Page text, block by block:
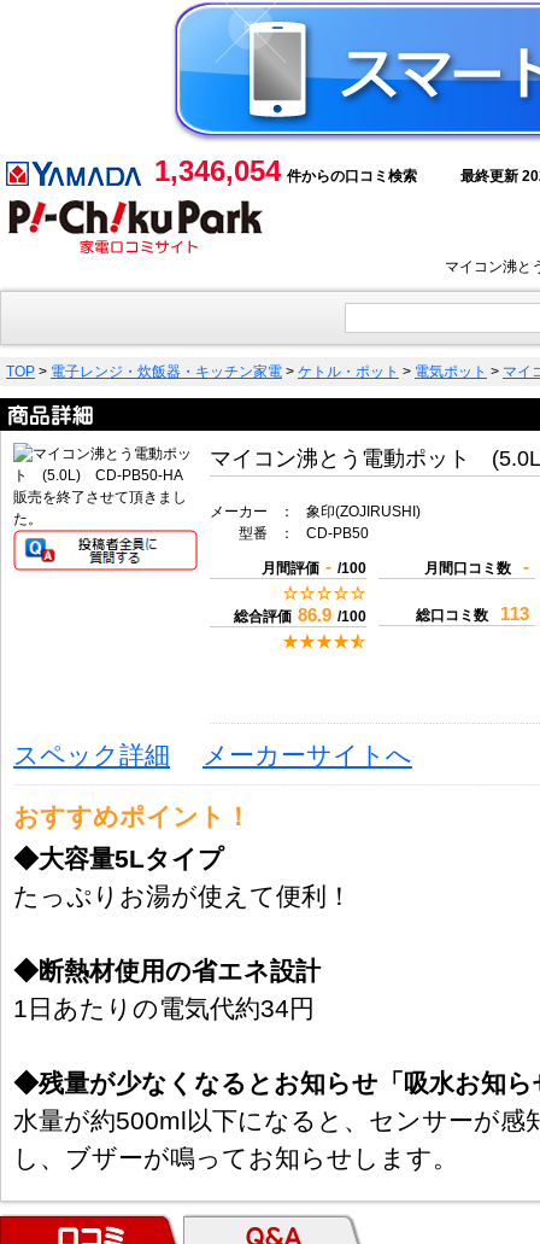
1,346,054 件からの口コミ検索 最終更新
マイコン沸と
TOP > 電子レンジ・炊飯器・キッチン家電 > ケトル・ポット > 電気ポット > マイ
販売を終了させて頂きまし
た。
マイコン沸とう電動ポット
メーカー ：
象印(ZOJIRUSHI)
型番
： CD-PB50
月間評価 - /100
総合評価 86.9 /100
月間口コミ数 -
総口コミ数 113
スペック詳細 メーカーサイトへ
おすすめポイント！
◆大容量5Lタイプ
たっぷりお湯が使えて便利！
◆断熱材使用の省エネ設計
1日あたりの電気代約34円
◆残量が少なくなるとお知らせ「吸水お知ら
水量が約500ml以下になると、センサーが感
し、ブザーが鳴ってお知らせします。